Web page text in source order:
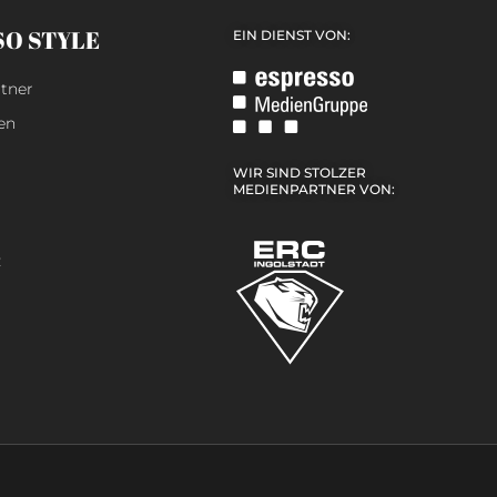
STYLE EIN DIENST VON:
WIR SIND STOLZER
MEDIENPARTNER VON: